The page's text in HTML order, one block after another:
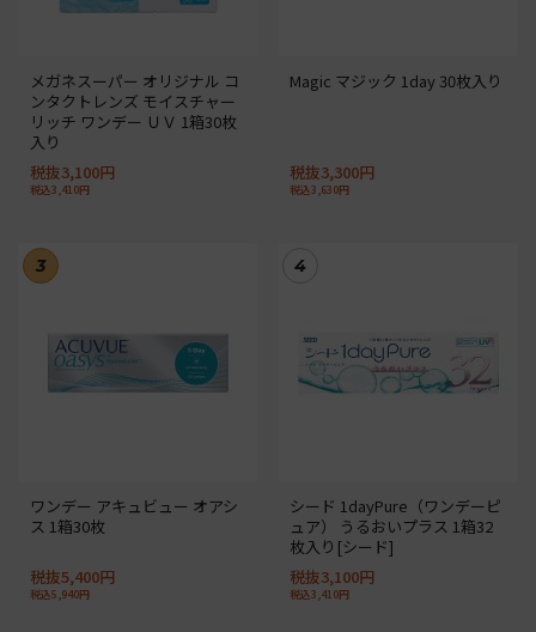
メガネスーパー オリジナル コ
ンタクトレンズ モイスチャー
リッチ ワンデー ＵＶ 1箱30枚
入り
税抜3,100円
税込3,410円
Magic マジック 1day 30枚入り
税抜3,300円
税込3,630円
3
ワンデー アキュビュー オアシ
ス 1箱30枚
税抜5,400円
税込5,940円
4
シード 1dayPure（ワンデーピ
ュア） うるおいプラス 1箱32
枚入り[シード]
税抜3,100円
税込3,410円